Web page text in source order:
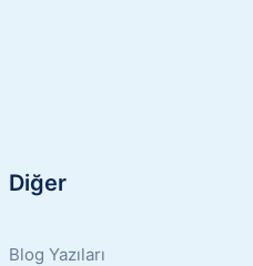
Diğer
Blog Yazıları